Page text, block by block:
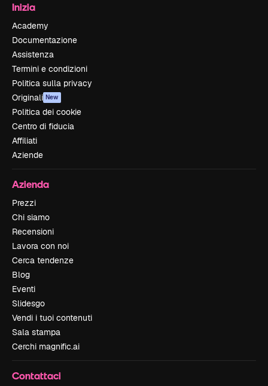
Inizia
Academy
Documentazione
Assistenza
Termini e condizioni
Politica sulla privacy
Originali New
Politica dei cookie
Centro di fiducia
Affiliati
Aziende
Azienda
Prezzi
Chi siamo
Recensioni
Lavora con noi
Cerca tendenze
Blog
Eventi
Slidesgo
Vendi i tuoi contenuti
Sala stampa
Cerchi magnific.ai
Contattaci